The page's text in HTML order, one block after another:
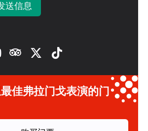
送信息
佳弗拉门戈表演的门